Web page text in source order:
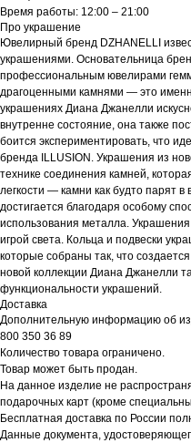
Время работы: 12:00 – 21:00
Про украшение
Ювелирный бренд DZHANELLI
украшениями. Основательница
профессиональным ювелирами
драгоценными камнями — это
украшениях Диана Джанелли
внутренне состояние, она также
боится экспериментировать, что
бренда ILLUSION. Украшения из
технике соединения камней,
легкости — камни как будто парят
достигается благодаря особому
использования металла.
игрой света. Кольца и подвески
которые собраны так, что
новой коллекции Диана Джанелли
функциональности украшений.
Доставка
Дополнительную информацию об
800 350 36 89
Количество товара ограничено.
Товар может быть продан.
На данное изделие не
подарочных карт (кроме
Бесплатная доставка по России
Данные документа,